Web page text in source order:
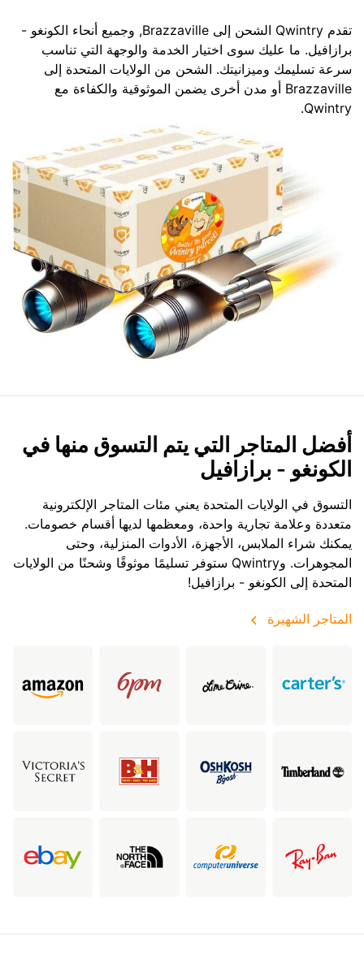
تقدم Qwintry الشحن إلى Brazzaville, وجميع أنحاء الكونغو -
برازافيل. ما عليك سوى اختيار الخدمة والوجهة التي تناسب
سرعة تسليمك وميزانيتك. الشحن من الولايات المتحدة إلى
Brazzaville أو مدن أخرى يضمن الموثوقية والكفاءة مع
Qwintry.
أفضل المتاجر التي يتم التسوق منها في
الكونغو - برازافيل
التسوق في الولايات المتحدة يعني مئات المتاجر الإلكترونية
متعددة وعلامة تجارية واحدة، ومعظمها لديها أقسام خصومات.
يمكنك شراء الملابس، الأجهزة، الأدوات المنزلية، وحتى
المجوهرات. وQwintry ستوفر تسليمًا موثوقًا وشحنًا من الولايات
المتحدة إلى الكونغو - برازافيل!
المتاجر الشهيرة